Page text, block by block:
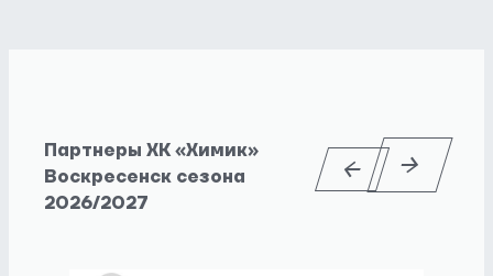
Партнеры ХК «Химик»
Воскресенск сезона
2026/2027